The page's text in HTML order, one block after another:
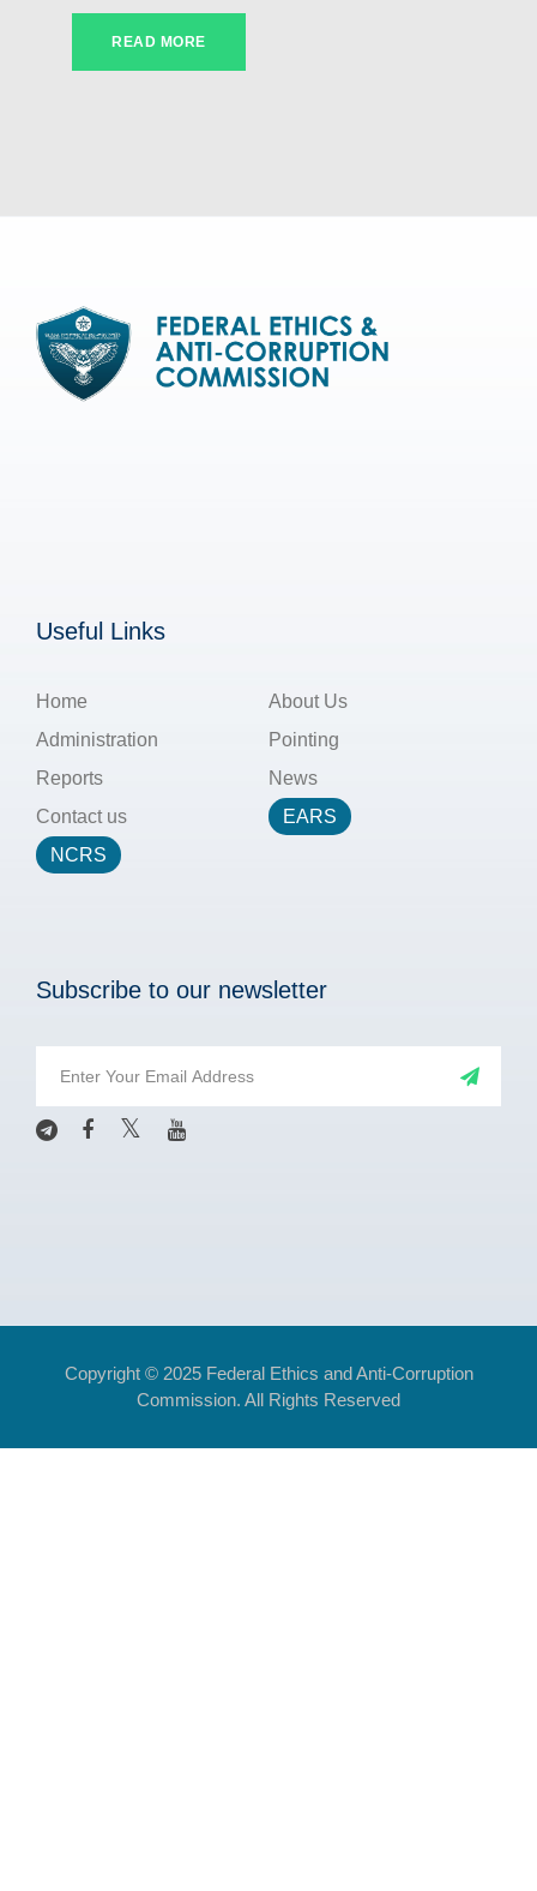
READ MORE
Useful Links
Home
About Us
Administration
Pointing
Reports
News
Contact us
EARS
NCRS
Subscribe to our newsletter
Copyright © 2025 Federal Ethics and Anti-Corruption
Commission. All Rights Reserved